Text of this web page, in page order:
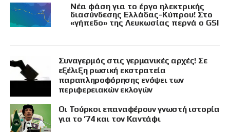
Νέα φάση για το έργο ηλεκτρικής
διασύνδεσης Ελλάδας-Κύπρου! Στο
«γήπεδο» της Λευκωσίας περνά ο GSI
Συναγερμός στις γερμανικές αρχές! Σε
εξέλιξη ρωσική εκστρατεία
παραπληροφόρησης ενόψει των
περιφερειακών εκλογών
Οι Τούρκοι επαναφέρουν γνωστή ιστορία
για το ’74 και τον Καντάφι